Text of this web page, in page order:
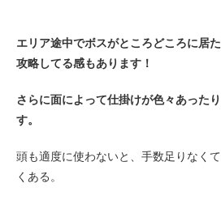
エリア途中でボスがところどころに居
攻略してる感もあります！
さらに面によって仕掛けが色々あった
す。
頭も適度に使わないと、手数足りなく
くある。